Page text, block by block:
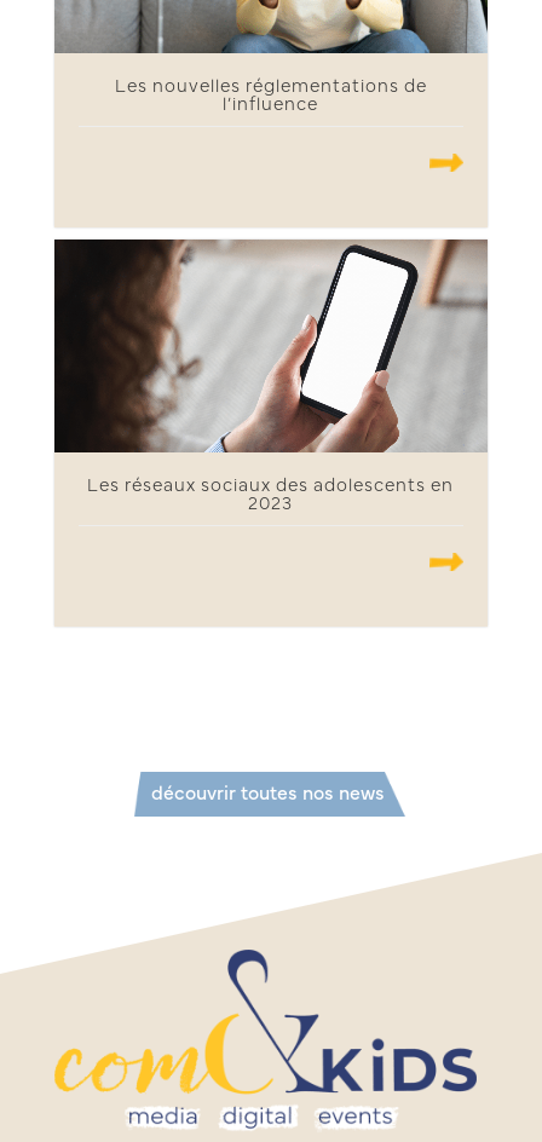
Les nouvelles réglementations de
l’influence
.......
Les réseaux sociaux des adolescents en
2023
.......
découvrir toutes nos news